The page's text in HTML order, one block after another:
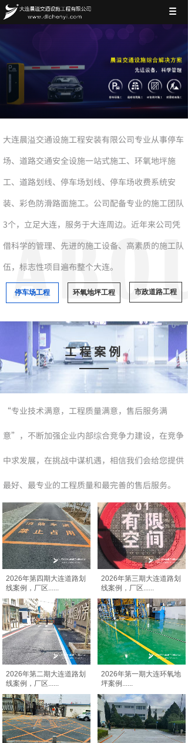
大连晨溢交通设施工程安装有限公司专业从事停车
场、道路交通安全设施一站式施工、环氧地坪施
工、道路划线、停车场划线、停车场收费系统安
装、彩色防滑路面施工。公司配备专业的施工团队
3个，立足大连，服务于大连周边。近年来公司凭
借科学的管理、先进的施工设备、高素质的施工队
伍，标志性项目遍布整个大连。
停车场工程 环氧地坪工程 市政道路工程
工程案例
“专业技术满意，工程质量满意，售后服务满
意”，不断加强企业内部综合竞争力建设，在竞争
中求发展，在挑战中谋机遇，相信我们会给您提供
最好、最专业的工程质量和最完善的售后服务。
2026年第四期大连道路划
线案例，厂区
2026年第三期大连道路划
线案例，厂区
2026年第二期大连道路划
线案例，厂区......
2026年第一期大连环氧地
坪案例 ......